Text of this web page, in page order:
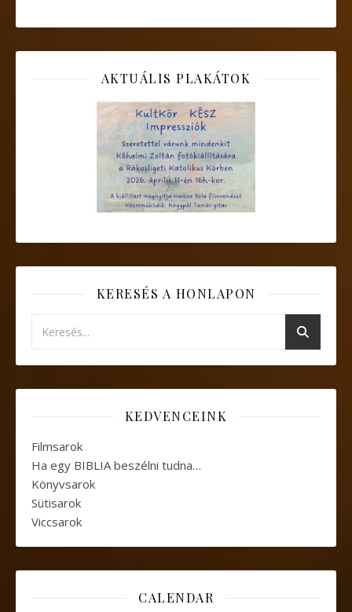
AKTUÁLIS PLAKÁTOK
KERESÉS A HONLAPON
KEDVENCEINK
Filmsarok
Ha egy BIBLIA beszélni tudna…
Könyvsarok
Sütisarok
Viccsarok
CALENDAR